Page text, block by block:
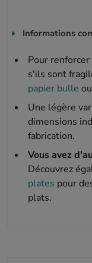
Informations
Pour
s'ils sont
papier bulle
Une légère
dimensions
fabrication.
Vous avez
Découvrez
plates pour
plats.